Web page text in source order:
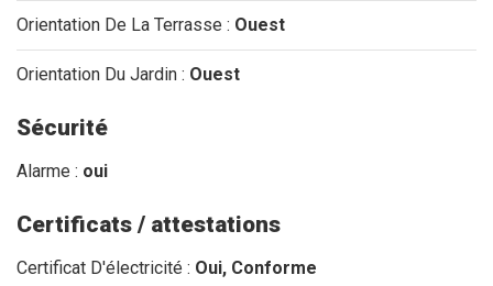
Orientation De La Terrasse : Ouest
Orientation Du Jardin : Ouest
Sécurité
Alarme : oui
Certificats / attestations
Certificat D'électricité : Oui, Conforme